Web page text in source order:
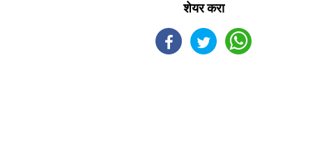
शेयर करा